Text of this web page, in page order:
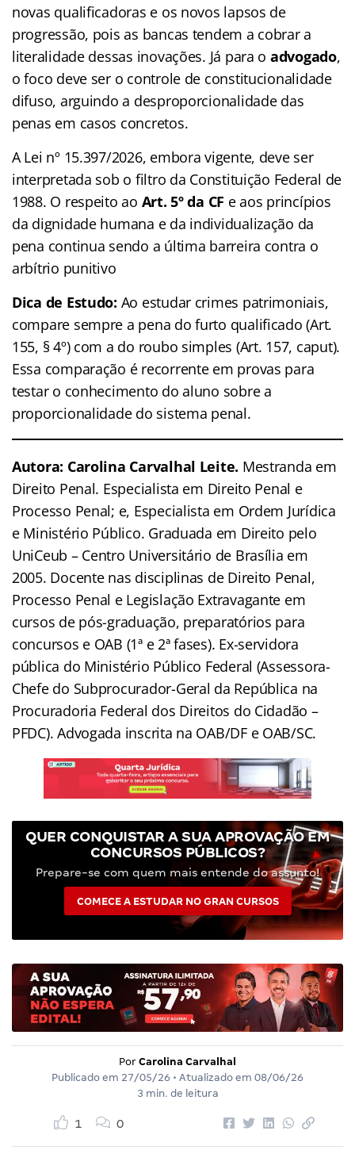
novas qualificadoras e os novos lapsos de
progressão, pois as bancas tendem a cobrar a
literalidade dessas inovações. Já para o advogado,
o foco deve ser o controle de constitucionalidade
difuso, arguindo a desproporcionalidade das
penas em casos concretos.
A Lei nº 15.397/2026, embora vigente, deve ser
interpretada sob o filtro da Constituição Federal de
1988. O respeito ao Art. 5º da CF e aos princípios
da dignidade humana e da individualização da
pena continua sendo a última barreira contra o
arbítrio punitivo
Dica de Estudo: Ao estudar crimes patrimoniais,
compare sempre a pena do furto qualificado (Art.
155, § 4º) com a do roubo simples (Art. 157, caput).
Essa comparação é recorrente em provas para
testar o conhecimento do aluno sobre a
proporcionalidade do sistema penal.
Autora: Carolina Carvalhal Leite. Mestranda em
Direito Penal. Especialista em Direito Penal e
Processo Penal; e, Especialista em Ordem Jurídica
e Ministério Público. Graduada em Direito pelo
UniCeub – Centro Universitário de Brasília em
2005. Docente nas disciplinas de Direito Penal,
Processo Penal e Legislação Extravagante em
cursos de pós-graduação, preparatórios para
concursos e OAB (1ª e 2ª fases). Ex-servidora
pública do Ministério Público Federal (Assessora-
Chefe do Subprocurador-Geral da República na
Procuradoria Federal dos Direitos do Cidadão –
PFDC). Advogada inscrita na OAB/DF e OAB/SC.
QUER CONQUISTAR A SUA APROVAÇÃO EM
CONCURSOS PÚBLICOS?
Prepare-se com quem mais entende do assunto!
COMECE A ESTUDAR NO GRAN CURSOS
Por Carolina Carvalhal
Publicado em 27/05/26 • Atualizado em 08/06/26
3 min. de leitura
1 0